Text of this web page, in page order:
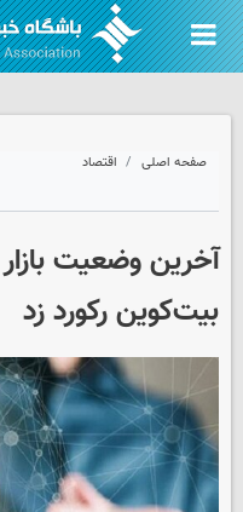
صفحه اصلی اقتصاد
آخرین وضعیت
بیت‌کوین رکورد زد